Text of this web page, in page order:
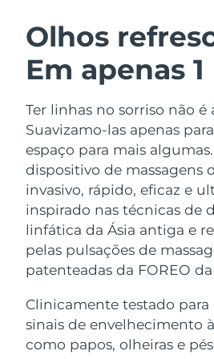
Olhos
Em apenas
Ter linhas no sorriso não é
Suavizamo-las apenas
espaço para mais
dispositivo de massagens
invasivo, rápido, eficaz e
inspirado nas técnicas de
linfática da Ásia antiga e
pelas pulsações de
patenteadas da FOREO
Clinicamente testado
sinais de envelhecimento
como papos, olheiras e
LUNA™ 4 kit
Anti-aging massage
LUNA™ 4 Plus
Massage, LED
For men, anti-
BEAR™ 2 kit
Microcurrent toning
BEAR™ 2 go
Microcurrent
Microcurrent line
Hidratação
UFO™ 3 kit
Deep facial hydration
UFO™ 3 LED
Near-infrared and
device
issa™ 4
Hybrid silicone
issa™ 4 plus
Smart hybrid
TRATAMENTO
FAQ™
Antienvelhecimento
Áustria
Barein
Bélgica
Bermudas
Bósnia e
Herzegovina
Brunei
Bulgária
Canadá
Chile